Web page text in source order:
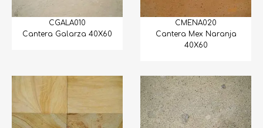
Piedra Arqueológica
Piedra Bola
Piedra Cintilla
Piedra Laja
CGALA010
Cantera Galarza 40X60
CMENA020
Cantera Mex Naranja
40X60